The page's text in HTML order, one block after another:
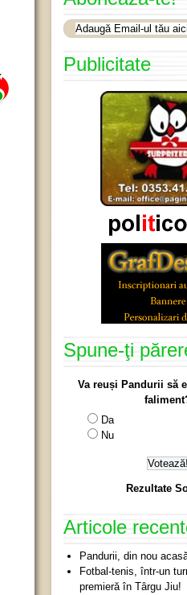
Publicitate
Spune-ţi
Va reuși Pandurii să
Da
Nu
Rezultate
Articole
Pandurii, din nou
Fotbal-tenis, într-un
premieră în Târgu Jiu!